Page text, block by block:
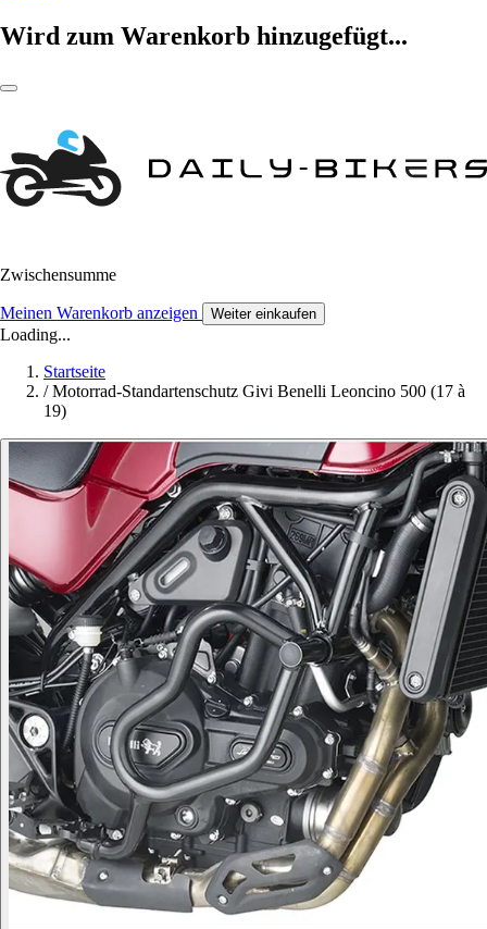
Wird zum Warenkorb hinzugefügt...
Zwischensumme
Meinen Warenkorb anzeigen Weiter einkaufen
Loading...
Startseite
/ Motorrad-Standartenschutz Givi Benelli Leoncino 500 (17 à
19)